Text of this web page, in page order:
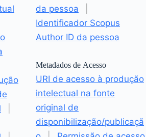
da pessoa
Identificador Scopus
Author ID da pessoa
Metadados de Acesso
URI de acesso à produção
intelectual na fonte
original de
disponibilização/publicaçã